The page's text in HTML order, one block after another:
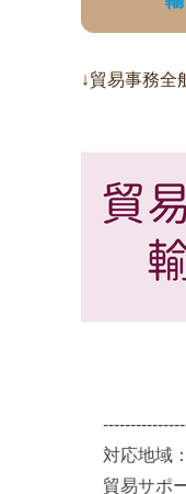
↓貿易事務全
対応地域：
貿易サポ